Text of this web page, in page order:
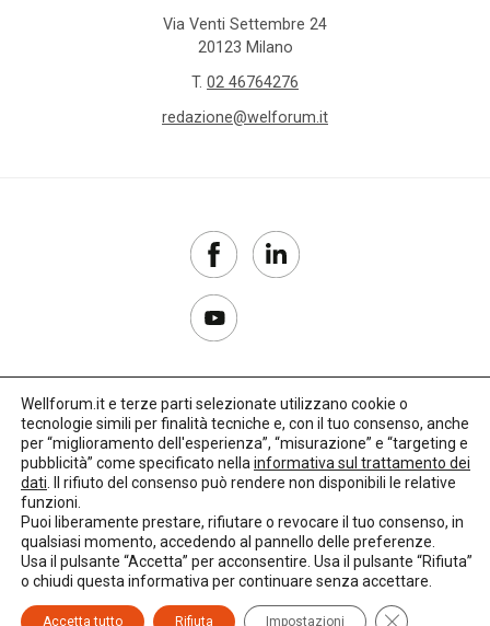
Via Venti Settembre 24
20123 Milano
T. 02 46764276
redazione@welforum.it
Copyright 2017–2026
Privacy Policy
Credits: LO Studio
Wellforum.it e terze parti selezionate utilizzano cookie o
tecnologie simili per finalità tecniche e, con il tuo consenso, anche
per “miglioramento dell'esperienza”, “misurazione” e “targeting e
pubblicità” come specificato nella informativa sul trattamento dei
dati . Il rifiuto del consenso può rendere non disponibili le relative
funzioni.
Puoi liberamente prestare, rifiutare o revocare il tuo consenso, in
qualsiasi momento, accedendo al pannello delle preferenze.
Usa il pulsante “Accetta” per acconsentire. Usa il pulsante “Rifiuta”
o chiudi questa informativa per continuare senza accettare.
Accetta tutto Rifiuta Impostazioni Close GDPR